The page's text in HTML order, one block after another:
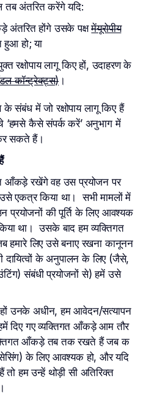
अंतरित करेंगे यदि:
अंतरित होंगे उसके पक्षमेंयूरोपीय
हुआ हो; या
लागू किए हों, उदाहरण के
कॉन्ट्रेक्ट्स)।
में जो रक्षोपाय लागू किए हैं
‘हमसे कैसे संपर्क करें’ अनुभाग में
सकते हैं।
आँकड़े रखेंगे वह उस प्रयोजन पर
एकत्र किया था। सभी मामलों में
की पूर्ति के लिए आवश्यक
था। उसके बाद हम व्यक्तिगत
हमारे लिए उसे बनाए रखना कानूनन
दायित्वों के अनुपालन के लिए (जैसे,
संबंधी प्रयोजनों से) हमें उसे
उनके अधीन, हम आवेदन/सत्यापन
दिए गए व्यक्तिगत आँकड़े आम तौर
आँकड़े तब तक रखते हैं जब क
के लिए आवश्यक हो, और यदि
हम उन्हें थोड़ी सी अतिरिक्त